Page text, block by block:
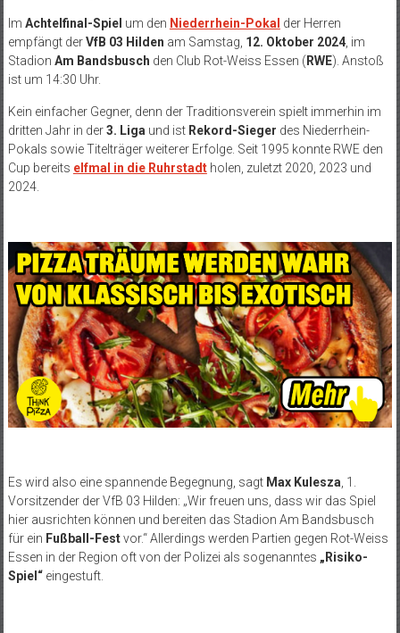
Im Achtelfinal-Spiel um den Niederrhein-Pokal der Herren
empfängt derVfB 03 Hilden am Samstag, 12. Oktober 2024, im
Stadion Am Bandsbusch den Club Rot-Weiss Essen ( RWE). Anstoß
ist um 14:30 Uhr.
Kein einfacher Gegner, denn der Traditionsverein spielt immerhin im
dritten Jahr in der3. Liga und ist Rekord-Sieger des Niederrhein-
Pokals sowie Titelträger weiterer Erfolge. Seit 1995 konnte RWE den
Cup bereits elfmal in die Ruhrstadtholen, zuletzt 2020, 2023 und
2024.
Es wird also eine spannende Begegnung, sagt Max Kulesza , 1.
Vorsitzender der VfB 03 Hilden: „Wir freuen uns, dass wir das Spiel
hier ausrichten können und bereiten das Stadion Am Bandsbusch
für ein Fußball-Festvor.“ Allerdings werden Partien gegen Rot-Weiss
Essen in der Region oft von der Polizei als sogenanntes „Risiko-
Spiel“eingestuft.